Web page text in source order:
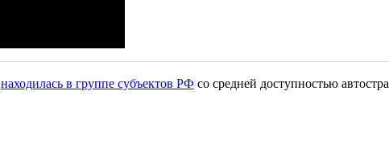
находилась в группе субъектов РФ со средней доступностью